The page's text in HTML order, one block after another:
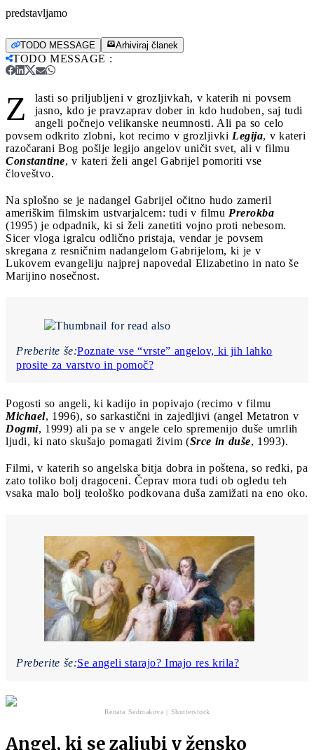
predstavljamo
TODO MESSAGE Arhiviraj članek
TODO MESSAGE :
Z
lasti so priljubljeni v grozljivkah, v katerih ni povsem
jasno, kdo je pravzaprav dober in kdo hudoben, saj tudi
angeli počnejo velikanske neumnosti. Ali pa so celo
povsem odkrito zlobni, kot recimo v grozljivki Legija, v kateri
razočarani Bog pošlje legijo angelov uničit svet, ali v filmu
Constantine, v kateri želi angel Gabrijel pomoriti vse
človeštvo.
Na splošno se je nadangel Gabrijel očitno hudo zameril
ameriškim filmskim ustvarjalcem: tudi v filmu Prerokba
(1995) je odpadnik, ki si želi zanetiti vojno proti nebesom.
Sicer vloga igralcu odlično pristaja, vendar je povsem
skregana z resničnim nadangelom Gabrijelom, ki je v
Lukovem evangeliju najprej napovedal Elizabetino in nato še
Marijino nosečnost.
Preberite še:Poznate vse “vrste” angelov, ki jih lahko
prosite za varstvo in pomoč?
Pogosti so angeli, ki kadijo in popivajo (recimo v filmu
Michael, 1996), so sarkastični in zajedljivi (angel Metatron v
Dogmi, 1999) ali pa se v angele celo spremenijo duše umrlih
ljudi, ki nato skušajo pomagati živim (Srce in duše, 1993).
Filmi, v katerih so angelska bitja dobra in poštena, so redki, pa
zato toliko bolj dragoceni. Čeprav mora tudi ob ogledu teh
vsaka malo bolj teološko podkovana duša zamižati na eno oko.
Preberite še:Se angeli starajo? Imajo res krila?
Renata Sedmakova | Shutterstock
Angel, ki se zaljubi v žensko